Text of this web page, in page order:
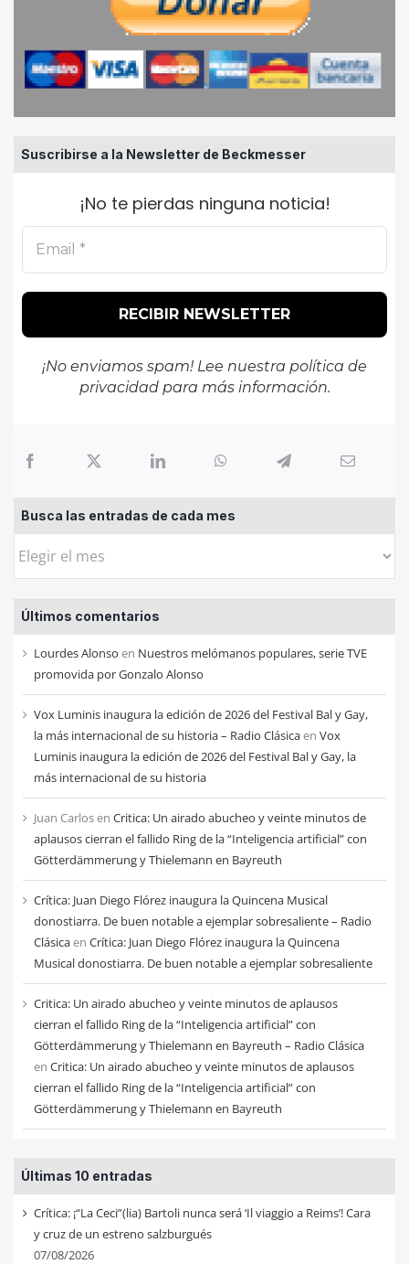
Suscribirse a la Newsletter de Beckmesser
¡No te pierdas ninguna noticia!
¡No enviamos spam! Lee nuestra política de
privacidadpara más información.
Busca las entradas de cada mes
Busca
entradas
de
cada
mes
Últimos comentarios
Lourdes Alonso en Nuestros melómanos populares, serie TVE
promovida por Gonzalo Alonso
Vox Luminis inaugura la edición de 2026 del Festival Bal y Gay,
la más internacional de su historia – Radio Clásicaen Vox
Luminis inaugura la edición de 2026 del Festival Bal y Gay, la
más internacional de su historia
Juan Carlosen Critica: Un airado abucheo y veinte minutos de
aplausos cierran el fallido Ring de la “Inteligencia artificial” con
Götterdämmerung y Thielemann en Bayreuth
Crítica: Juan Diego Flórez inaugura la Quincena Musical
donostiarra. De buen notable a ejemplar sobresaliente – Radio
Clásicaen Crítica: Juan Diego Flórez inaugura la Quincena
Musical donostiarra. De buen notable a ejemplar sobresaliente
Critica: Un airado abucheo y veinte minutos de aplausos
cierran el fallido Ring de la “Inteligencia artificial” con
Götterdämmerung y Thielemann en Bayreuth – Radio Clásica
en Critica: Un airado abucheo y veinte minutos de aplausos
cierran el fallido Ring de la “Inteligencia artificial” con
Götterdämmerung y Thielemann en Bayreuth
Últimas 10 entradas
Crítica: ¡“La Ceci”(lia) Bartoli nunca será ‘Il viaggio a Reims’! Cara
y cruz de un estreno salzburgués
07/08/2026